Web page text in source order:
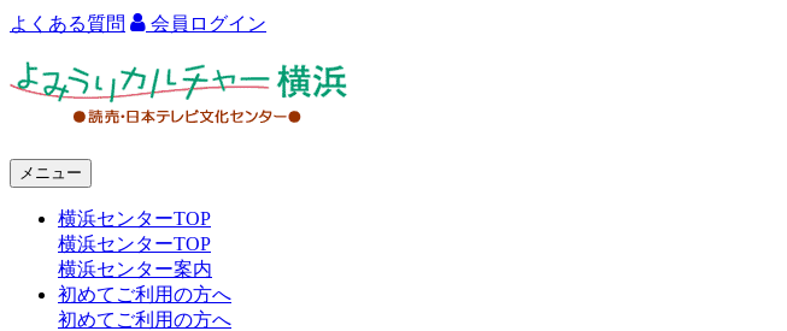
よくある質問 会員ログイン
メニュー
横浜センターTOP
横浜センターTOP
横浜センター案内
初めてご利用の方へ
初めてご利用の方へ